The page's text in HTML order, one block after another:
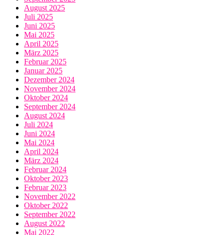
August 2025
Juli 2025
Juni 2025
Mai 2025
April 2025
März 2025
Februar 2025
Januar 2025
Dezember 2024
November 2024
Oktober 2024
September 2024
August 2024
Juli 2024
Juni 2024
Mai 2024
April 2024
März 2024
Februar 2024
Oktober 2023
Februar 2023
November 2022
Oktober 2022
September 2022
August 2022
Mai 2022